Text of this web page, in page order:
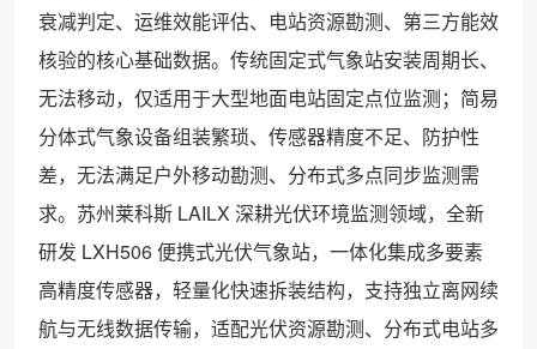
衰减判定、运维效能评估、电站资源勘测、第三方能效
核验的核心基础数据。传统固定式气象站安装周期长、
无法移动，仅适用于大型地面电站固定点位监测；简易
分体式气象设备组装繁琐、传感器精度不足、防护性
差，无法满足户外移动勘测、分布式多点同步监测需
求。苏州莱科斯 LAILX 深耕光伏环境监测领域，全新
研发 LXH506 便携式光伏气象站，一体化集成多要素
高精度传感器，轻量化快速拆装结构，支持独立离网续
航与无线数据传输，适配光伏资源勘测、分布式电站多